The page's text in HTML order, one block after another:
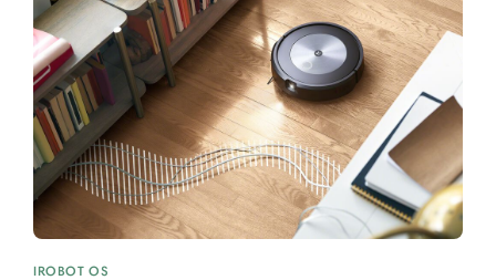
IROBOT OS